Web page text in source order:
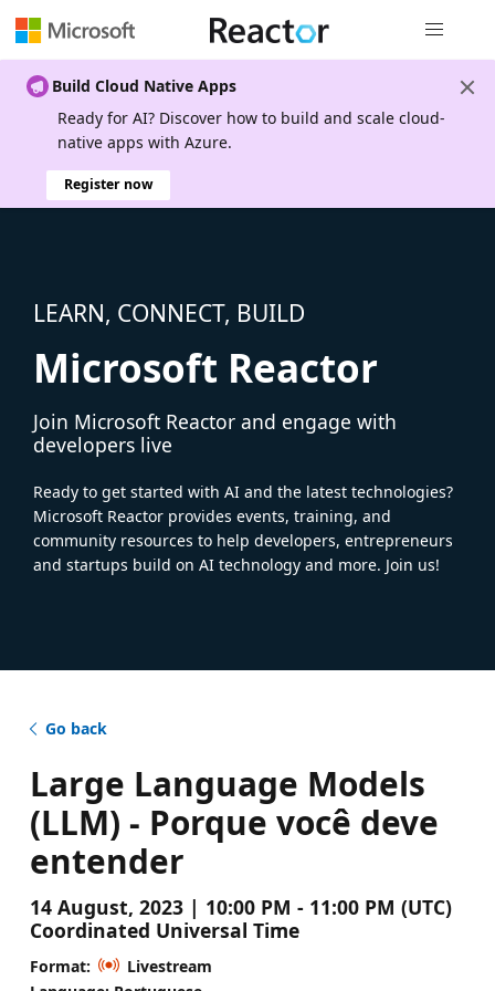
Build Cloud Native Apps
Ready for AI? Discover how to build and scale cloud-
native apps with Azure.
Register now
LEARN, CONNECT, BUILD
Microsoft Reactor
Join Microsoft Reactor and engage with
developers live
Ready to get started with AI and the latest technologies?
Microsoft Reactor provides events, training, and
community resources to help developers, entrepreneurs
and startups build on AI technology and more. Join us!
Go back
Large Language Models
(LLM) - Porque você deve
entender
14 August, 2023 | 10:00 PM - 11:00 PM (UTC)
Coordinated Universal Time
Format:
Livestream